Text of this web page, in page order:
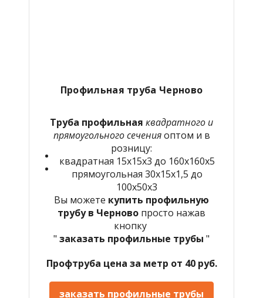
Профильная труба Черново
Труба профильная квадратного и
прямоугольного сеченияоптом и в
розницу:
квадратная 15х15х3 до 160х160х5
прямоугольная 30х15х1,5 до
100х50х3
Вы можете купить профильную
трубу в Черново просто нажав
кнопку
" заказать профильные трубы "
Профтруба цена за метр от 40 руб.
заказать профильные трубы